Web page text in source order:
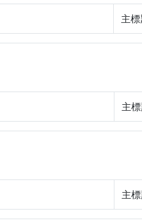
主
主
主